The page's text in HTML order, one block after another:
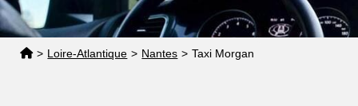
Espace pro
> Loire-Atlantique > Nantes > Taxi Morgan